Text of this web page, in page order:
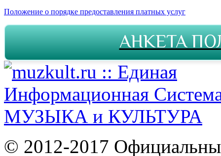
Положение о порядке предоставления платных услуг
АНКЕТА
© 2012-2017